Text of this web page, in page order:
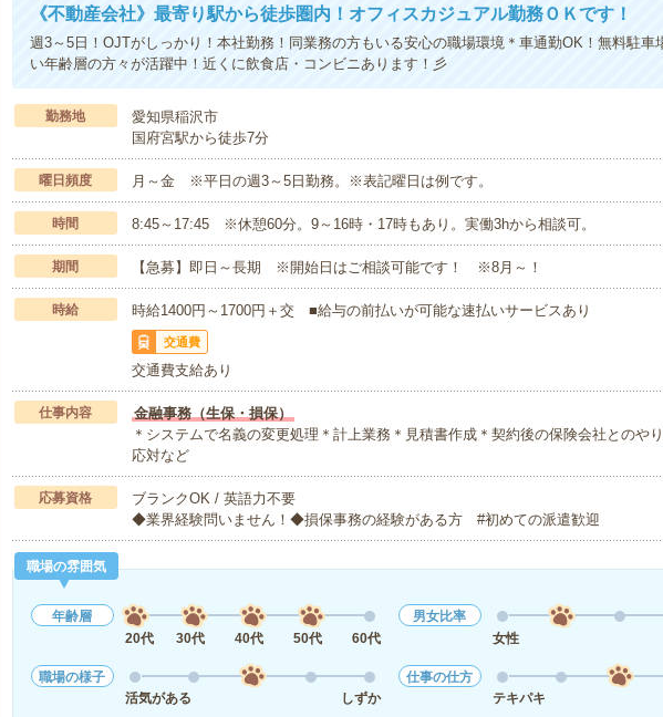
《不動産会社》最寄り駅から徒歩圏内！オフィスカジュアル勤務ＯＫです！
週3～5日！OJTがしっかり！本社勤務！同業務の方もいる安心の職場環境＊車通勤OK！無料駐車
い年齢層の方々が活躍中！近くに飲食店・コンビニあります！彡
勤務地
愛知県稲沢市
国府宮駅から徒歩7分
曜日頻度 月～金 ※平日の週3～5日勤務。※表記曜日は例です。
時間 8:45～17:45 ※休憩60分。9～16時・17時もあり。実働3hから相談可。
期間 【急募】即日～長期 ※開始日はご相談可能です！ ※8月～！
時給 時給1400円～1700円＋交 ■給与の前払いが可能な速払いサービスあり
交通費
交通費支給あり
仕事内容
金融事務（生保・損保）
＊システムで名義の変更処理＊計上業務＊見積書作成＊契約後の保険会社とのや
応対など
応募資格
ブランクOK / 英語力不要
◆業界経験問いません！◆損保事務の経験がある方 #初めての派遣歓迎
職場の雰囲気
年齢層
20代
30代 40代 50代 60代
男女比率
女性
職場の様子
活気がある
しずか
仕事の仕方
テキパキ